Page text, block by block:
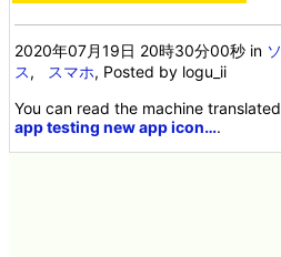
2020年07月19日 20時30分00秒 in
ス, スマホ, Posted by logu_ii
You can read the machine
app testing new app icon….